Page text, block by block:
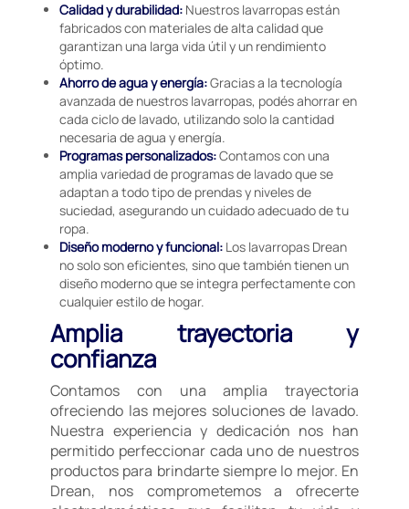
Calidad y durabilidad: Nuestros lavarropas están
fabricados con materiales de alta calidad que
garantizan una larga vida útil y un rendimiento
óptimo.
Ahorro de agua y energía:Gracias a la tecnología
avanzada de nuestros lavarropas, podés ahorrar en
cada ciclo de lavado, utilizando solo la cantidad
necesaria de agua y energía.
Programas personalizados:Contamos con una
amplia variedad de programas de lavado que se
adaptan a todo tipo de prendas y niveles de
suciedad, asegurando un cuidado adecuado de tu
ropa.
Diseño moderno y funcional: Los lavarropas Drean
no solo son eficientes, sino que también tienen un
diseño moderno que se integra perfectamente con
cualquier estilo de hogar.
Amplia trayectoria y
confianza
Contamos con una amplia trayectoria
ofreciendo las mejores soluciones de lavado.
Nuestra experiencia y dedicación nos han
permitido perfeccionar cada uno de nuestros
productos para brindarte siempre lo mejor. En
Drean, nos comprometemos a ofrecerte